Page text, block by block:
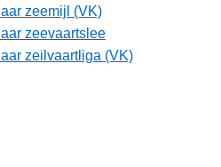
zeemijl (VK)
zeevaartslee
zeilvaartliga (VK)